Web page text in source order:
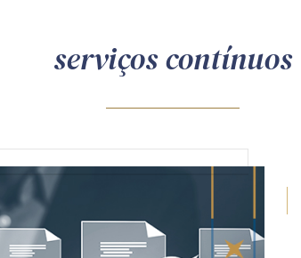
serviços contínuos